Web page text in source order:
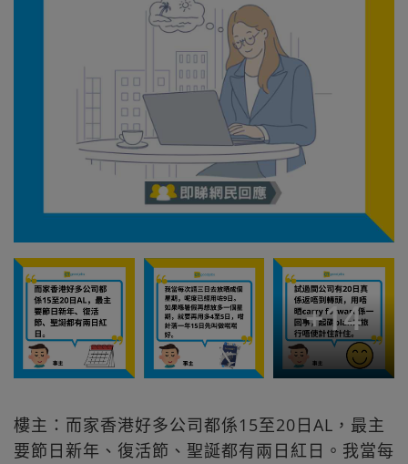
+14
樓主：而家香港好多公司都係15至20日AL，最主
要節日新年、復活節、聖誕都有兩日紅日。我當每